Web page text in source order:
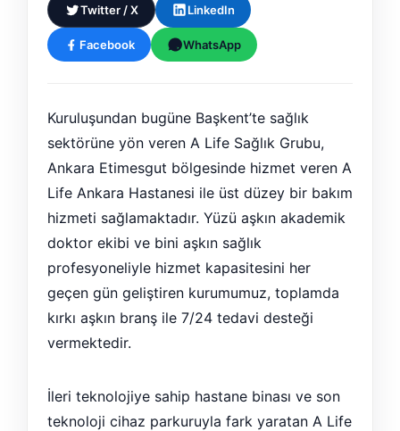
Twitter / X LinkedIn
Facebook WhatsApp
Kuruluşundan bugüne Başkent’te sağlık
sektörüne yön veren A Life Sağlık Grubu,
Ankara Etimesgut bölgesinde hizmet veren A
Life Ankara Hastanesi ile üst düzey bir bakım
hizmeti sağlamaktadır. Yüzü aşkın akademik
doktor ekibi ve bini aşkın sağlık
profesyoneliyle hizmet kapasitesini her
geçen gün geliştiren kurumumuz, toplamda
kırkı aşkın branş ile 7/24 tedavi desteği
vermektedir.
İleri teknolojiye sahip hastane binası ve son
teknoloji cihaz parkuruyla fark yaratan A Life